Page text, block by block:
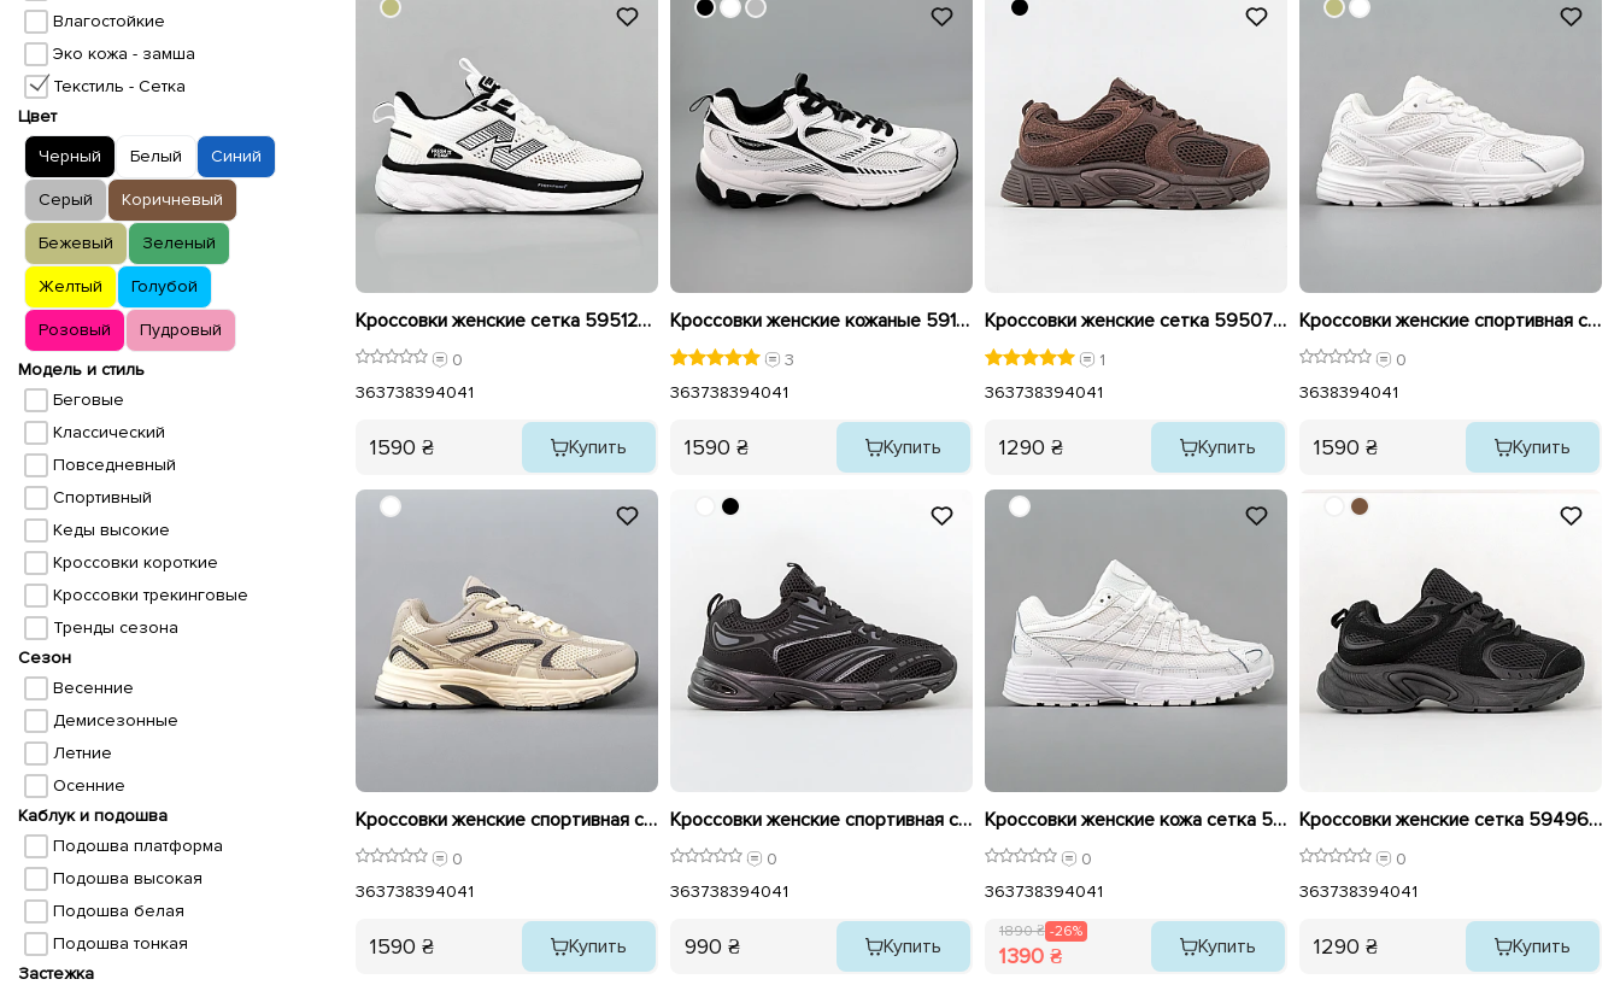
Влагостойкие
Эко кожа - замша
Текстиль - Сетка
Цвет
Черный
Белый Синий
Серый Коричневый
Бежевый Зеленый
Желтый Голубой
Розовый
Пудровый
Модель и стиль
Беговые
Классический
Повседневный
Спортивный
Кеды высокие
Кроссовки короткие
Кроссовки трекинговые
Тренды сезона
Сезон
Весенние
Демисезонные
Летние
Осенние
Каблук и подошва
Подошва платформа
Подошва высокая
Подошва белая
Подошва тонкая
Застежка
Кроссовки женские сетка 595126 Белые
0
363738394041
1590 ₴ Купить
Кроссовки женские кожаные 591339 Белые
3
363738394041
1590 ₴ Купить
Кроссовки женские сетка 595073 Коричневый
1
363738394041
1290 ₴ Купить
Кроссовки женские спортивная сетка 595074 Белые
0
3638394041
1590 ₴ Купить
Кроссовки женские спортивная сетка 595075 Бежевые
0
363738394041
1590 ₴ Купить
Кроссовки женские спортивная сетка 594694 Черные
0
363738394041
990 ₴ Купить
Кроссовки женские кожа сетка 595056 Белые распродажа
0
363738394041
1890 ₴ -26%
1390 ₴ Купить
Кроссовки женские сетка 594962 Черные
0
363738394041
1290 ₴ Купить